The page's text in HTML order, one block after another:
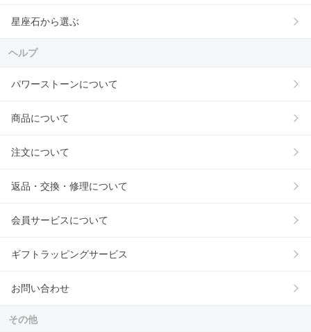
星座石から選ぶ
ヘルプ
パワーストーンについて
商品について
注文について
返品・交換・修理について
会員サービスについて
ギフトラッピングサービス
お問い合わせ
その他